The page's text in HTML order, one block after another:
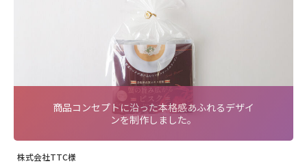
商品コンセプトに沿った本格感あふれるデザイ
ンを制作しました。
株式会社TTC様